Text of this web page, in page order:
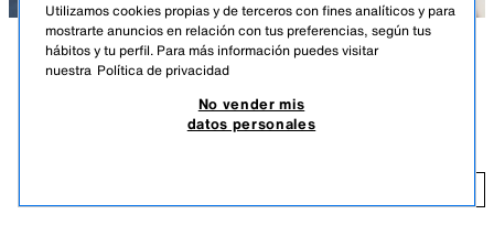
DESCRIPCIÓNCOMPOSICIÓN MEDIDAS
Mono corto de cuello halter. Espalda descubierta. Detalle de costuras
marcadas. Cierre en cuello con botones a presión y en espalda con
MONO CORTO HALTER DENIM TRF
Utilizamos cookies propias y de terceros con fines analíticos y para
mostrarte anuncios en relación con tus preferencias, según tus
hábitos y tu perfil. Para más información puedes visitar
nuestra Política de privacidad
No vender mis
datos personales